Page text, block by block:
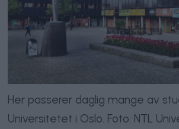
Her passerer daglig mange av
Universitetet i Oslo. Foto: NTL